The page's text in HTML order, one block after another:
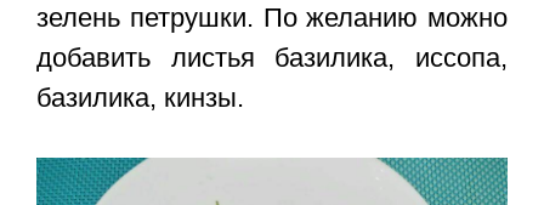
зелень петрушки. По желанию можно
добавить листья базилика, иссопа,
базилика, кинзы.